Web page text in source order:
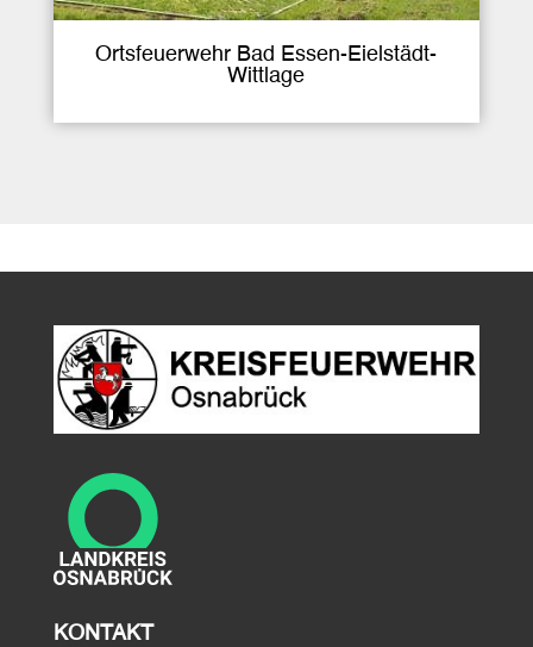
Ortsfeuerwehr Bad Essen-Eielstädt-
Wittlage
KONTAKT